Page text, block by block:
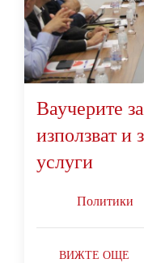
Ваучерите
използват и
услуги
Политики
ВИЖТЕ ОЩЕ